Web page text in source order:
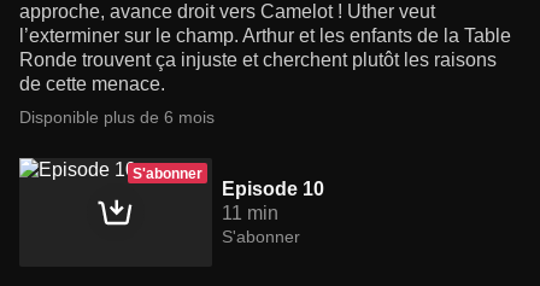
approche, avance droit vers Camelot ! Uther veut
l’exterminer sur le champ. Arthur et les enfants de la Table
Ronde trouvent ça injuste et cherchent plutôt les raisons
de cette menace.
Disponible plus de 6 mois
S'abonner
Episode 10
11 min
S'abonner